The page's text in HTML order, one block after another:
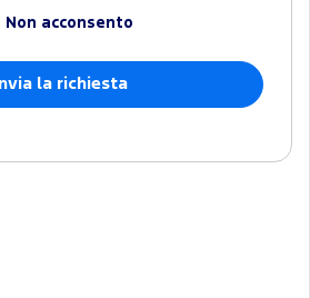
Non acconsento